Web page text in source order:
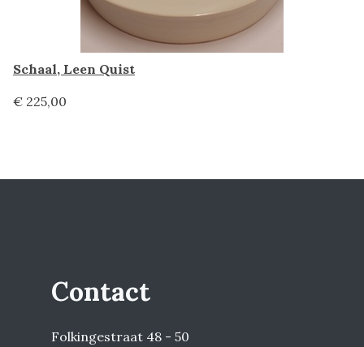
Schaal, Leen Quist
€ 225,00
Contact
Folkingestraat 48 - 50